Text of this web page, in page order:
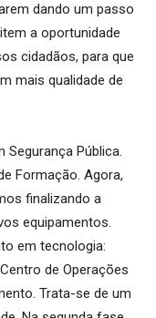
dando um passo
a oportunidade
cidadãos, para que
mais qualidade de
Pública.
Formação. Agora,
finalizando a
equipamentos.
em tecnologia:
de Operações
Trata-se de um